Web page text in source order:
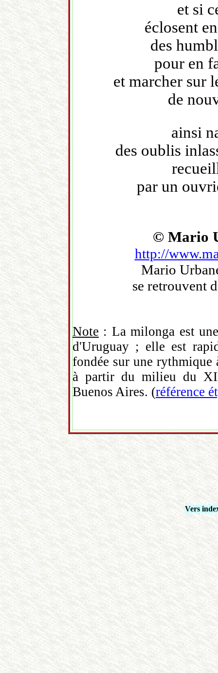
et si
éclosent
des
pour en
et marcher sur
de
ainsi
des oublis
par un
© Mario
http://
Mario
se retrouvent
Note : La milonga est
d'Uruguay ; elle est
fondée sur une
à partir du milieu du
Buenos Aires. (référence
Vers